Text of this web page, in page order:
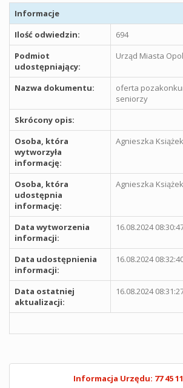
Informacje
Ilość odwiedzin:
694
Podmiot
udostępniający:
Urząd Miasta
Nazwa dokumentu:
oferta
seniorzy
Skrócony opis:
Osoba, która
wytworzyła
informację:
Agnieszka
Osoba, która
udostępnia
informację:
Agnieszka
Data wytworzenia
informacji:
16.08.2024
Data udostępnienia
informacji:
16.08.2024
Data ostatniej
aktualizacji:
16.08.2024
Informacja Urzędu: 77 45